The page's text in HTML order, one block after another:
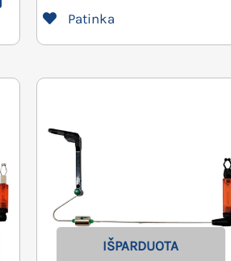
Patinka
IŠPARDUOTA